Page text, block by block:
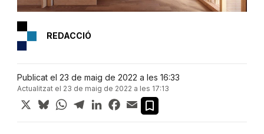
REDACCIÓ
Publicat el 23 de maig de 2022 a les 16:33
Actualitzat el 23 de maig de 2022 a les 17:13
X BlueskyWhatsApp
TelegramLinkedInFacebook
Email